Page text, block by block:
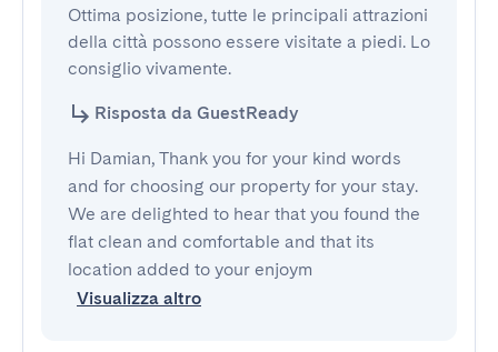
Ottima posizione, tutte le principali attrazioni
della città possono essere visitate a piedi. Lo
consiglio vivamente.
Risposta da GuestReady
Hi Damian, Thank you for your kind words
and for choosing our property for your stay.
We are delighted to hear that you found the
flat clean and comfortable and that its
location added to your enjoym
Visualizza altro